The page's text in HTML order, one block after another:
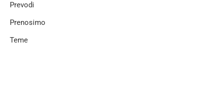
Prevodi
Prenosimo
Teme